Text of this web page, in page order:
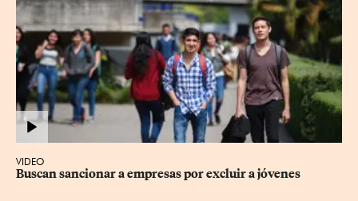
VIDEO
Buscan sancionar a empresas por excluir a jóvenes